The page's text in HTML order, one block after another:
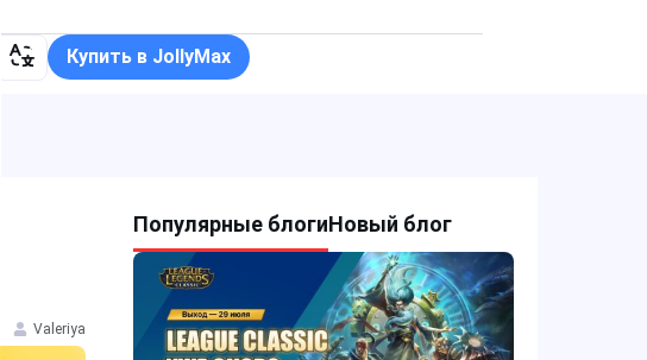
Купить в JollyMax
Valeriya
Популярные блогиНовый блог